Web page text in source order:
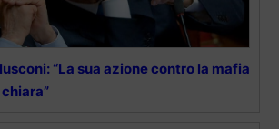
“La sua azione contro la mafia